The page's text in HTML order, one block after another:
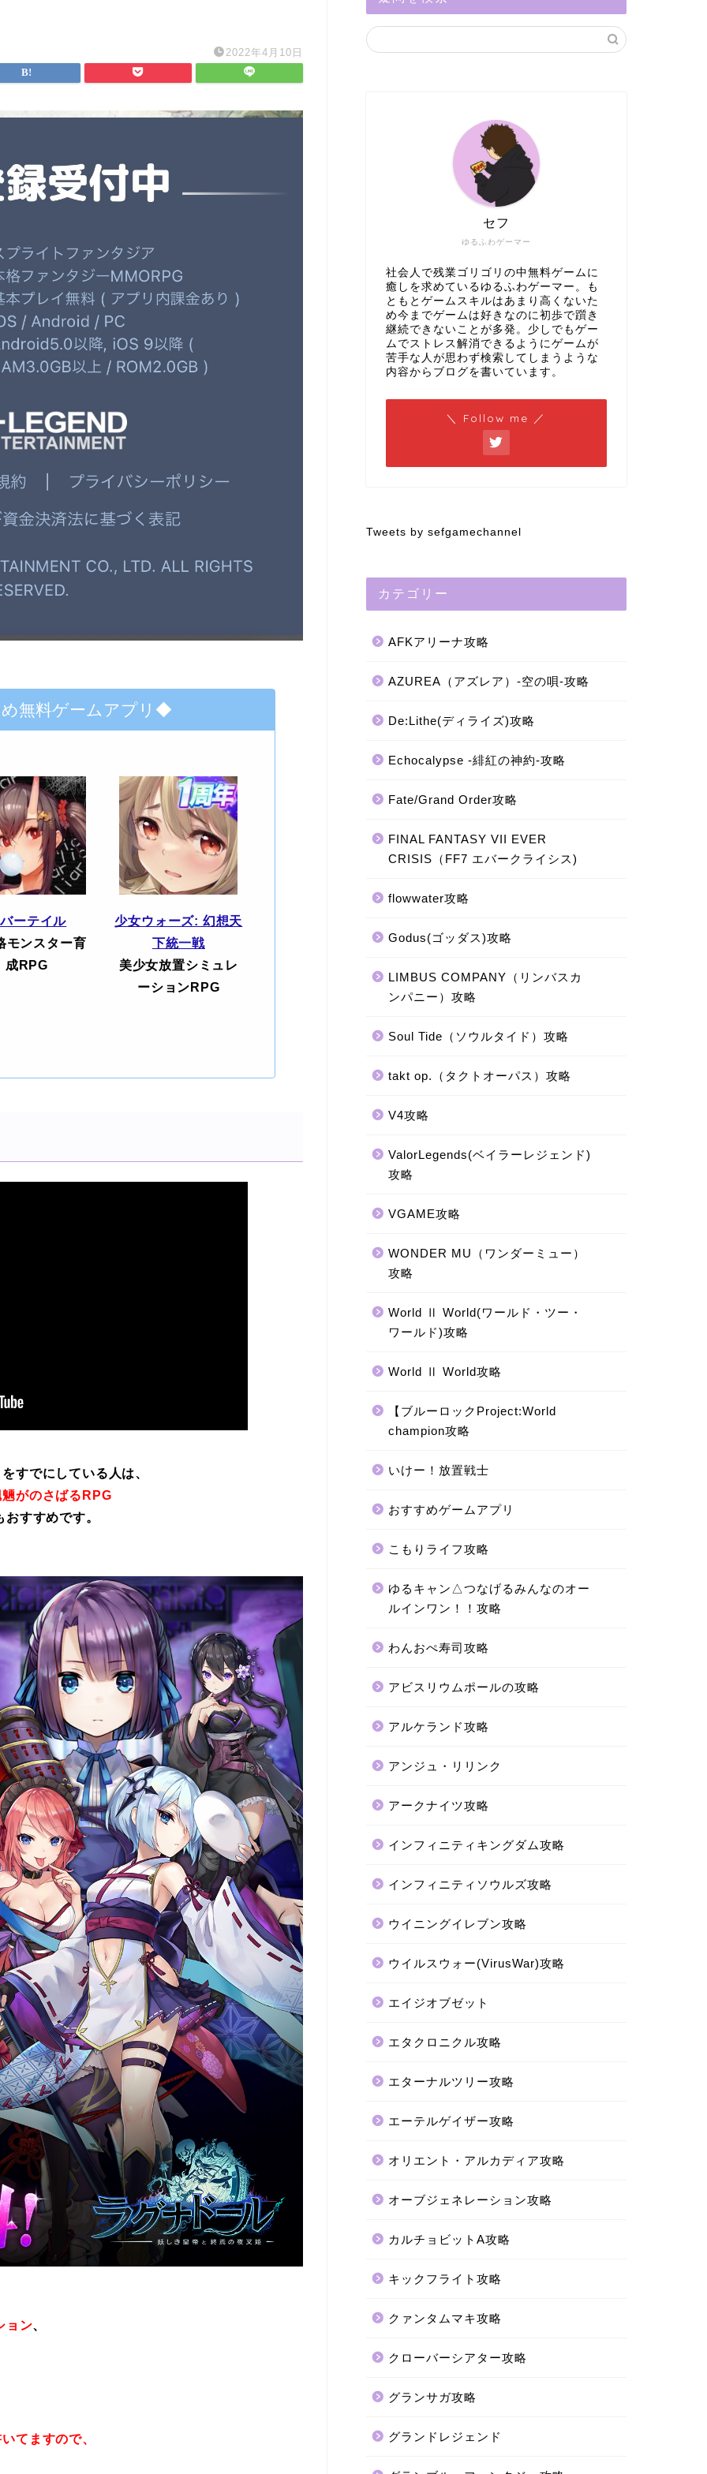
2022年4月10日
無料ゲームアプリ◆
ーテイル
モンスター育
成RPG
少女ウォーズ: 幻想天
下統一戦
美少女放置シミュレ
ーションRPG
すでにしている人は、
がのさばるRPG
おすすめです。
ョン、
てますので、
ゆるふわゲーマー
セフ
社会人で残業ゴリゴリの中無料ゲームに
癒しを求めているゆるふわゲーマー。も
ともとゲームスキルはあまり高くないた
め今までゲームは好きなのに初歩で躓き
継続できないことが多発。少しでもゲー
ムでストレス解消できるようにゲームが
苦手な人が思わず検索してしまうような
内容からブログを書いています。
＼ Follow me ／
Tweets by sefgamechannel
カテゴリー
AFKアリーナ攻略
AZUREA（アズレア）-空の唄-攻略
De:Lithe(ディライズ)攻略
Echocalypse -緋紅の神約-攻略
Fate/Grand Order攻略
FINAL FANTASY VII EVER
CRISIS（FF7 エバークライシス)
flowwater攻略
Godus(ゴッダス)攻略
LIMBUS COMPANY（リンバスカ
ンパニー）攻略
Soul Tide（ソウルタイド）攻略
takt op.（タクトオーパス）攻略
V4攻略
ValorLegends(ベイラーレジェンド)
攻略
VGAME攻略
WONDER MU（ワンダーミュー）
攻略
World Ⅱ World(ワールド・ツー・
ワールド)攻略
World Ⅱ World攻略
【ブルーロックProject:World
champion攻略
いけー！放置戦士
おすすめゲームアプリ
こもりライフ攻略
ゆるキャン△つなげるみんなのオー
ルインワン！！攻略
わんおぺ寿司攻略
アビスリウムポールの攻略
アルケランド攻略
アンジュ・リリンク
アークナイツ攻略
インフィニティキングダム攻略
インフィニティソウルズ攻略
ウイニングイレブン攻略
ウイルスウォー(VirusWar)攻略
エイジオブゼット
エタクロニクル攻略
エターナルツリー攻略
エーテルゲイザー攻略
オリエント・アルカディア攻略
オーブジェネレーション攻略
カルチョビットA攻略
キックフライト攻略
クァンタムマキ攻略
クローバーシアター攻略
グランサガ攻略
グランドレジェンド